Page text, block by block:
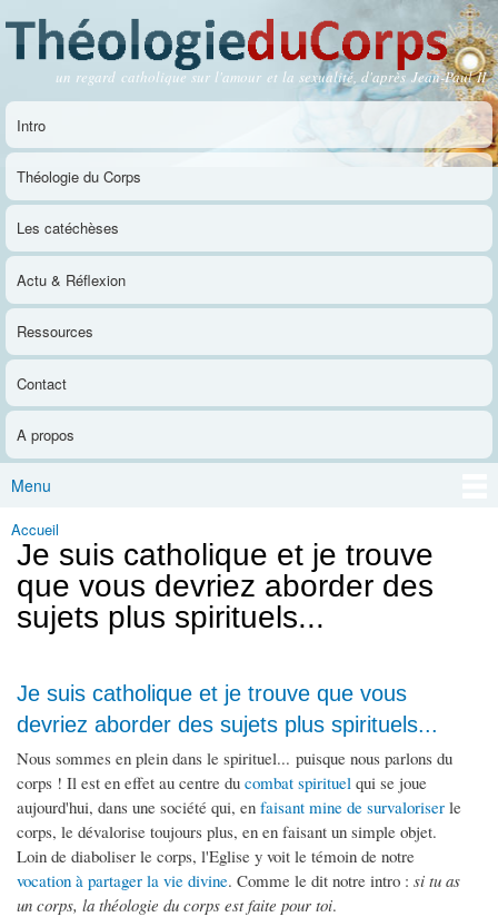
contenu
principal
Théologie du Corps
un regard catholique sur l'amour et la sexualité, d'après Jean-Paul II
Menu principal
Intro
Théologie du Corps
Les catéchèses
Actu & Réflexion
Ressources
Contact
A propos
Menu
Vous êtes ici
Accueil
Je suis catholique et je trouve
que vous devriez aborder des
sujets plus spirituels...
Je suis catholique et je trouve que vous
devriez aborder des sujets plus spirituels...
Nous sommes en plein dans le spirituel... puisque nous parlons du
corps ! Il est en effet au centre du combat spirituel qui se joue
aujourd'hui, dans une société qui, en faisant mine de survaloriser le
corps, le dévalorise toujours plus, en en faisant un simple objet.
Loin de diaboliser le corps, l'Eglise y voit le témoin de notre
vocation à partager la vie divine. Comme le dit notre intro : si tu as
un corps, la théologie du corps est faite pour toi.